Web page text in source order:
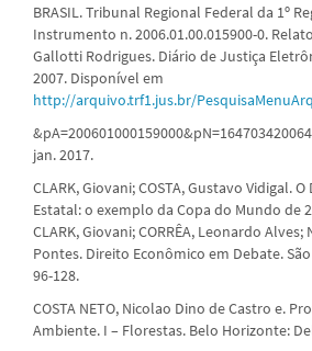
BRASIL. Tribunal Regional Federal da 1º
Instrumento n. 2006.01.00.015900-0.
Gallotti Rodrigues. Diário de Justiça
2007. Disponível em
http://arquivo.trf1.jus.br/
jan. 2017.
CLARK, Giovani; COSTA, Gustavo Vidigal.
Estatal: o exemplo da Copa do Mundo de
CLARK, Giovani; CORRÊA, Leonardo Alves;
Pontes. Direito Econômico em Debate. São
96-128.
COSTA NETO, Nicolao Dino de Castro e.
Ambiente. I – Florestas. Belo Horizonte: